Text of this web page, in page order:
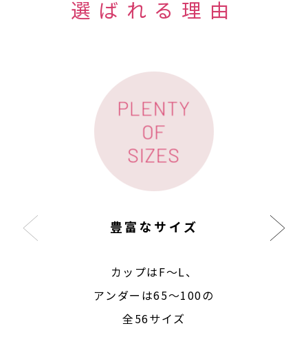
選ばれる理由
豊富なサイズ
カップはF〜L、
アンダーは65〜100の
全56サイズ